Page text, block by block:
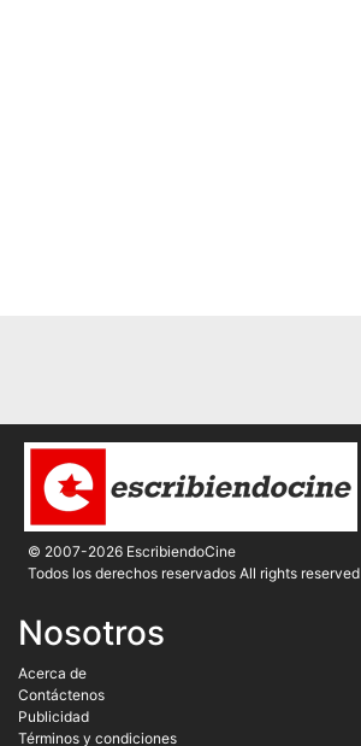
© 2007-2026 EscribiendoCine
Todos los derechos reservados All rights reserved
Nosotros
Acerca de
Contáctenos
Publicidad
Términos y condiciones